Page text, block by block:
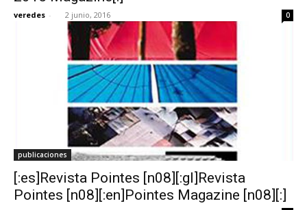
veredes - 2 junio, 2016 0
publicaciones
[:es]Revista Pointes [n08][:gl]Revista
Pointes [n08][:en]Pointes Magazine [n08][:]